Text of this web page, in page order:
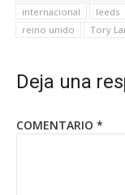
internacional
leeds
reino unido
Tory
Deja una
COMENTARIO *